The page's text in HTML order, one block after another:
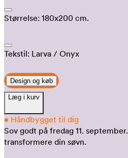
Størrelse: 180x200 cm.
Tekstil: Larva / Onyx
Design og køb
Læg i kurv
• Håndbygget til dig
Sov godt på fredag 11. september.
transformere din søvn.